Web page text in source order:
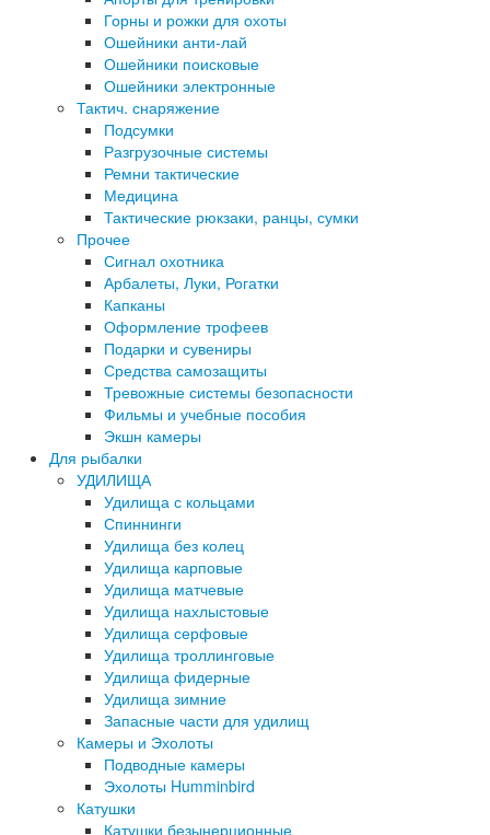
Горны и рожки для охоты
Ошейники анти-лай
Ошейники поисковые
Ошейники электронные
Тактич. снаряжение
Подсумки
Разгрузочные системы
Ремни тактические
Медицина
Тактические рюкзаки, ранцы, сумки
Прочее
Сигнал охотника
Арбалеты, Луки, Рогатки
Капканы
Оформление трофеев
Подарки и сувениры
Средства самозащиты
Тревожные системы безопасности
Фильмы и учебные пособия
Экшн камеры
Для рыбалки
УДИЛИЩА
Удилища с кольцами
Спиннинги
Удилища без колец
Удилища карповые
Удилища матчевые
Удилища нахлыстовые
Удилища серфовые
Удилища троллинговые
Удилища фидерные
Удилища зимние
Запасные части для удилищ
Камеры и Эхолоты
Подводные камеры
Эхолоты Humminbird
Катушки
Катушки безынерционные